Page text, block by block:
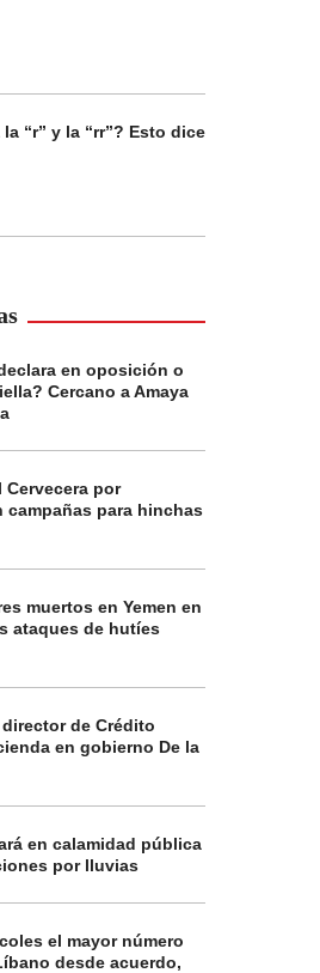
“r” y la “rr”? Esto dice
en oposición o
Cercano a Amaya
Cervecera por
campañas para hinchas
muertos en Yemen en
ataques de hutíes
de Crédito
en gobierno De la
en calamidad pública
por lluvias
el mayor número
desde acuerdo,